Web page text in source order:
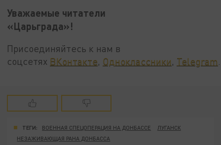
Уважаемые читатели
«Царьграда»!
Присоединяйтесь к нам в
соцсетях ВКонтакте, Одноклассники, Telegram
ТЕГИ: ВОЕННАЯ СПЕЦОПЕРАЦИЯ НА ДОНБАССЕ
ЛУГАНСК
НЕЗАЖИВАЮЩАЯ РАНА ДОНБАССА